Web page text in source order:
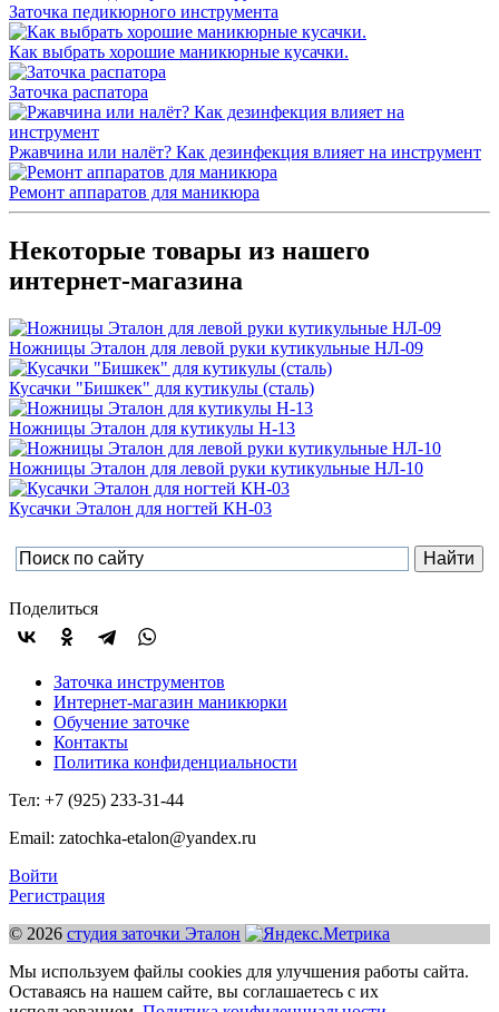
Заточка педикюрного инструмента
Как выбрать хорошие маникюрные кусачки.
Заточка распатора
Ржавчина или налёт? Как дезинфекция влияет на инструмент
Ремонт аппаратов для маникюра
Некоторые товары из нашего
интернет-магазина
Ножницы Эталон для левой руки кутикульные НЛ-09
Кусачки "Бишкек" для кутикулы (сталь)
Ножницы Эталон для кутикулы Н-13
Ножницы Эталон для левой руки кутикульные НЛ-10
Кусачки Эталон для ногтей КН-03
Поделиться
Заточка инструментов
Интернет-магазин маникюрки
Обучение заточке
Контакты
Политика конфиденциальности
Тел: +7 (925) 233-31-44
Email: zatochka-etalon@yandex.ru
Войти
Регистрация
© 2026 студия заточки Эталон
Мы используем файлы cookies для улучшения работы сайта.
Оставаясь на нашем сайте, вы соглашаетесь с их